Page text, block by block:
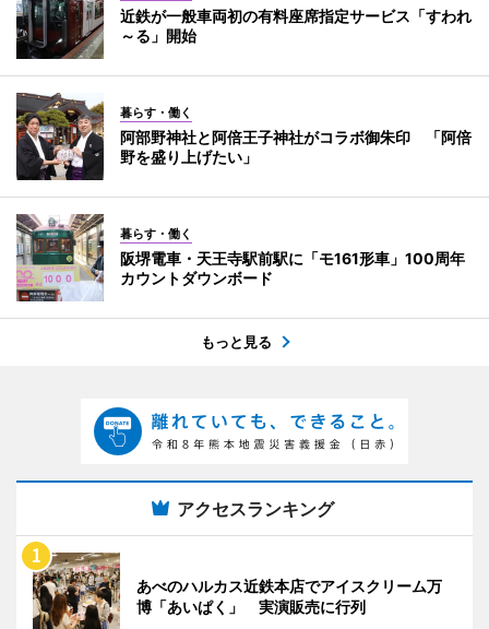
近鉄が一般車両初の有料座席指定サービス「すわれ
～る」開始
暮らす・働く
阿部野神社と阿倍王子神社がコラボ御朱印 「阿倍
野を盛り上げたい」
暮らす・働く
阪堺電車・天王寺駅前駅に「モ161形車」100周年
カウントダウンボード
もっと見る
アクセスランキング
あべのハルカス近鉄本店でアイスクリーム万
博「あいぱく」 実演販売に行列